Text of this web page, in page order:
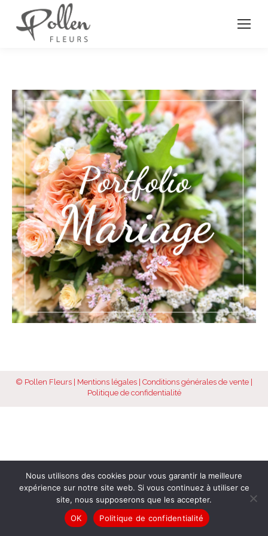
© Pollen Fleurs | Mentions légales Conditions générales de vente
Politique de confidentialité
Nous utilisons des cookies pour vous garantir la meilleure
expérience sur notre site web. Si vous continuez à utiliser ce
site, nous supposerons que les accepter.
OK
Politique de confidentialité